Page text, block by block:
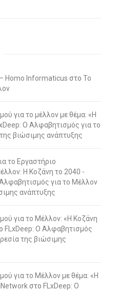
Homo Informaticus στο To
για το μέλλον με θέμα: «Η
Ο Αλφαβητισμός για το
βιώσιμης ανάπτυξης
το Εργαστήριο
Η Κοζάνη το 2040 -
για το Μέλλον
ανάπτυξης
για το Μέλλον: «Η Κοζάνη
FLxDeep: Ο Αλφαβητισμός
της βιώσιμης
για το Μέλλον με θέμα: «Η
στο FLxDeep: Ο